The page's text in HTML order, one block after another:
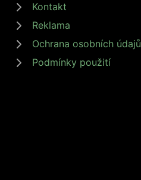
Kontakt
Reklama
Ochrana osobních údajů
Podmínky použití